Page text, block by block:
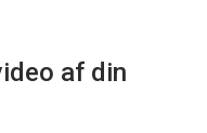
af din